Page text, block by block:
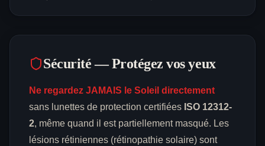
Sécurité — Protégez vos yeux
Ne regardez JAMAIS le Soleil directement
sans lunettes de protection certifiées ISO 12312-
2, même quand il est partiellement masqué. Les
lésions rétiniennes (rétinopathie solaire) sont